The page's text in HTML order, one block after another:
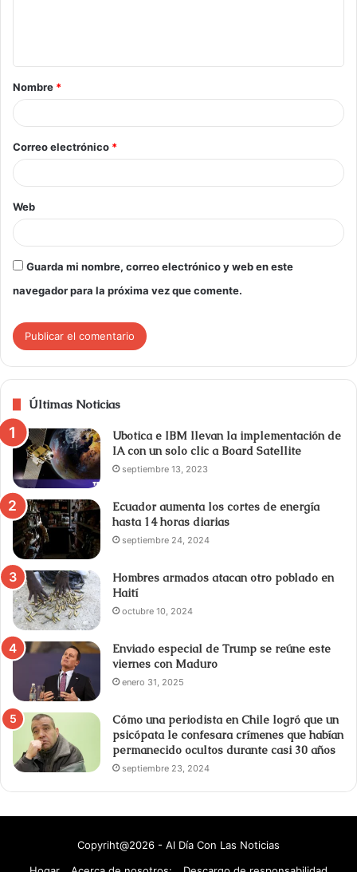
Nombre *
Correo electrónico *
Web
Guarda mi nombre, correo electrónico y web en este
navegador para la próxima vez que comente.
Últimas Noticias
Ubotica e IBM llevan la implementación de
IA con un solo clic a Board Satellite
septiembre 13, 2023
Ecuador aumenta los cortes de energía
hasta 14 horas diarias
septiembre 24, 2024
Hombres armados atacan otro poblado en
Haití
octubre 10, 2024
Enviado especial de Trump se reúne este
viernes con Maduro
enero 31, 2025
Cómo una periodista en Chile logró que un
psicópata le confesara crímenes que habían
permanecido ocultos durante casi 30 años
septiembre 23, 2024
Copyriht@2026 - Al Día Con Las Noticias